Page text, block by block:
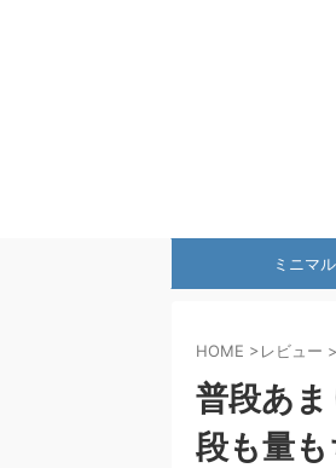
ミニマ
HOME >レビュー >
普段あ
段も量